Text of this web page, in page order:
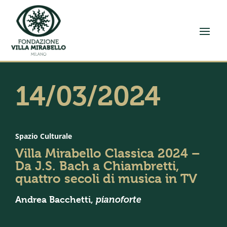
14/03/2024
Spazio Culturale
Villa Mirabello Classica 2024 –
Da J.S. Bach a Chiambretti,
quattro secoli di musica in TV
Andrea Bacchetti, pianoforte